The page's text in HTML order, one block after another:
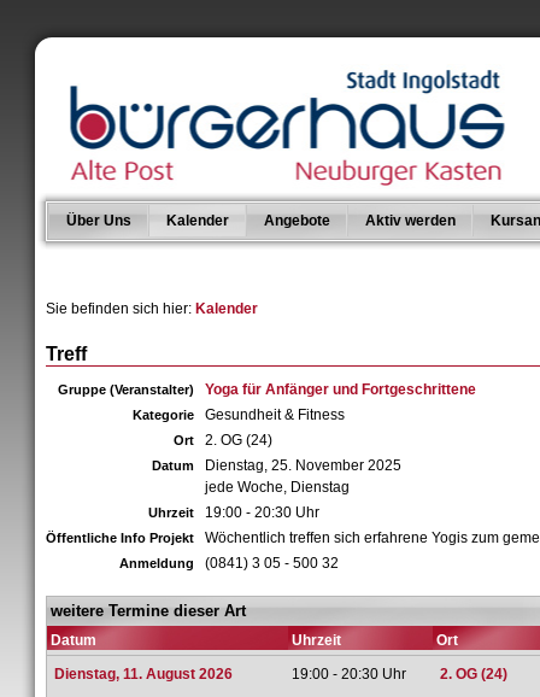
Über Uns Kalender Angebote Aktiv werden
Sie befinden sich hier: Kalender
Treff
Gruppe (Veranstalter) Yoga für Anfänger und Fortgeschrittene
Kategorie Gesundheit & Fitness
Ort 2. OG (24)
Datum
Dienstag, 25. November 2025
jede Woche, Dienstag
Uhrzeit 19:00 - 20:30 Uhr
Öffentliche Info Projekt Wöchentlich treffen sich erfahrene Yogis zum
Anmeldung (0841) 3 05 - 500 32
weitere Termine dieser Art
Datum Uhrzeit
Ort
Dienstag, 11. August 2026
19:00 - 20:30 Uhr 2. OG (24)